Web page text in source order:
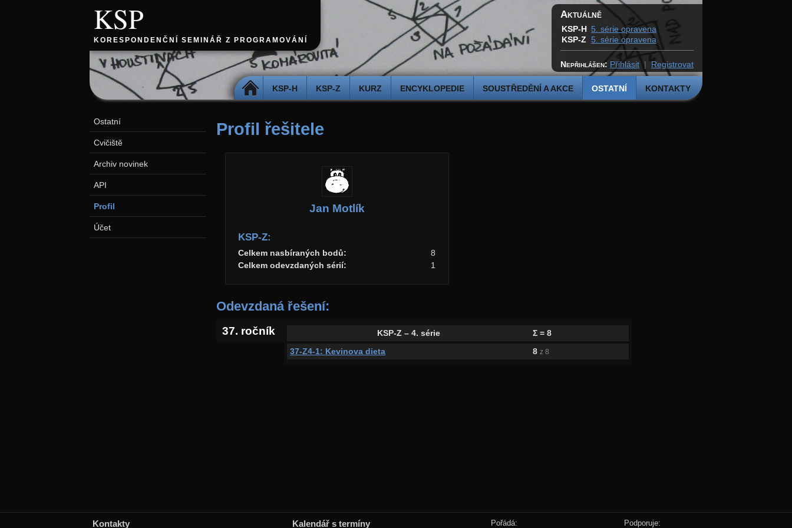
KSP
KORESPONDENČNÍ SEMINÁŘ Z PROGRAMOVÁNÍ
DOMŮ KSP-H KSP-Z KURZ ENCYKLOPEDIE SOUSTŘEDĚNÍ A AKCE OSTATNÍ KONTAKTY
Aktuálně
KSP-H 5. série opravena
KSP-Z 5. série opravena
Nepřihlášen: Přihlásit | Registrovat
Profil řešitele
Jan Motlík
KSP-Z:
Celkem nasbíraných bodů:
8
Celkem odevzdaných sérií:
1
Odevzdaná řešení:
37. ročník KSP-Z – 4. série
Σ = 8
37-Z4-1: Kevinova dieta
8 z 8
Ostatní
Cvičiště
Archiv novinek
API
Profil
Účet
Kontakty Kalendář s termíny Pořádá: Podporuje: